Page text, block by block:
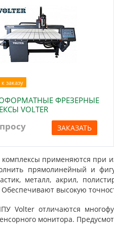
заказу
ФРЕЗЕРНЫЕ
VOLTER
ЗАКАЗАТЬ
применяются при
прямолинейный и
металл, акрил,
высокую
Volter отличаются
монитора.